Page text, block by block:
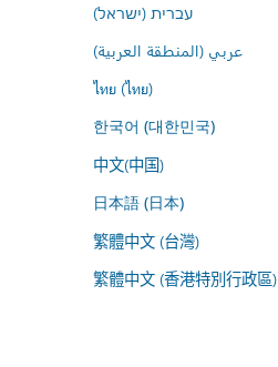
עברית (ישראל)
عربي (المنطقة العربية)
ไทย (ไทย)
한국어 (대한민국)
中文(中国)
日本語 (日本)
繁體中文 (台灣)
繁體中文 (香港特別行政區)